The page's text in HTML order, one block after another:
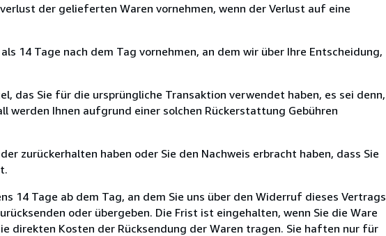
der gelieferten Waren vornehmen, wenn der Verlust auf eine
14 Tage nach dem Tag vornehmen, an dem wir über Ihre Entscheidung,
das Sie für die ursprüngliche Transaktion verwendet haben, es sei denn,
werden Ihnen aufgrund einer solchen Rückerstattung Gebühren
zurückerhalten haben oder Sie den Nachweis erbracht haben, dass Sie
14 Tage ab dem Tag, an dem Sie uns über den Widerruf dieses Vertrags
oder übergeben. Die Frist ist eingehalten, wenn Sie die Ware
direkten Kosten der Rücksendung der Waren tragen. Sie haften nur für